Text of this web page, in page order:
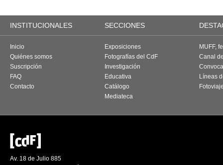
INSTITUCIONALES SECCIONES
Inicio
Quiénes somos
Suscripción
FAQ
Contacto
Exposiciones
Fotografías del CdF
Investigación
Educativa
Catálogo
Mediateca
MUFF,
Canal
Líneas
Av. 18 de Julio 885